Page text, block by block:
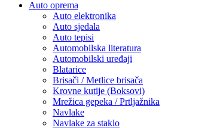
Auto oprema
Auto elektronika
Auto sjedala
Auto tepisi
Automobilska literatura
Automobilski uređaji
Blatarice
Brisači / Metlice brisača
Krovne kutije (Boksovi)
Mrežica gepeka / Prtljažnika
Navlake
Navlake za staklo